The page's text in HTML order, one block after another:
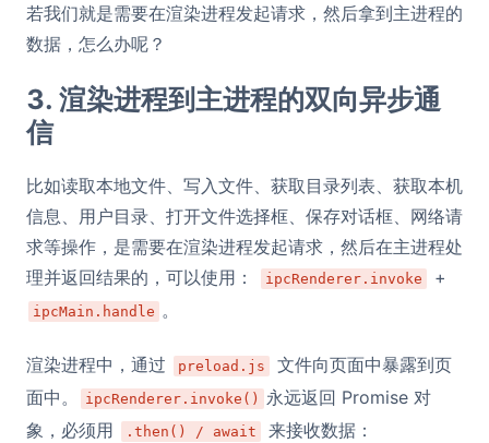
若我们就是需要在渲染进程发起请求，然后拿到主进程的
数据，怎么办呢？
3. 渲染进程到主进程的双向异步通
信
比如读取本地文件、写入文件、获取目录列表、获取本机
信息、用户目录、打开文件选择框、保存对话框、网络请
求等操作，是需要在渲染进程发起请求，然后在主进程处
理并返回结果的，可以使用：
ipcRenderer.invoke +
ipcMain.handle 。
渲染进程中，通过 preload.js
文件向页面中暴露到页
面中。
ipcRenderer.invoke()
永远返回 Promise 对
象，必须用
.then() / await 来接收数据：